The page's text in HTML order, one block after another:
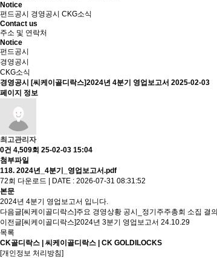
Notice
펀드공시
경영공시 CKG소식
Contact us
주소 및 연락처
Notice
펀드공시
경영공시
CKG소식
경영공시
[씨케이골디락스]2024년 4분기 영업보고서 2025-02-03
페이지 정보
최고관리자
0건 4,509회 25-02-03 15:04
첨부파일
118. 2024년_4분기_영업보고서.pdf
72회 다운로드 | DATE : 2026-07-31 08:31:52
본문
2024년 4분기 영업보고서 입니다.
다음글[씨케이골디락스]주요 경영상황 공시_정기주주총회 소집 결의
이전글[씨케이골디락스]2024년 3분기 영업보고서 24.10.29
목록
CK골디락스 | 씨케이골디락스 | CK GOLDILOCKS
[개인정보 처리방침]